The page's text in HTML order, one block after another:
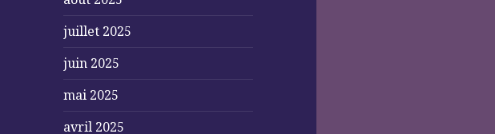
juillet 2025
juin 2025
mai 2025
avril 2025